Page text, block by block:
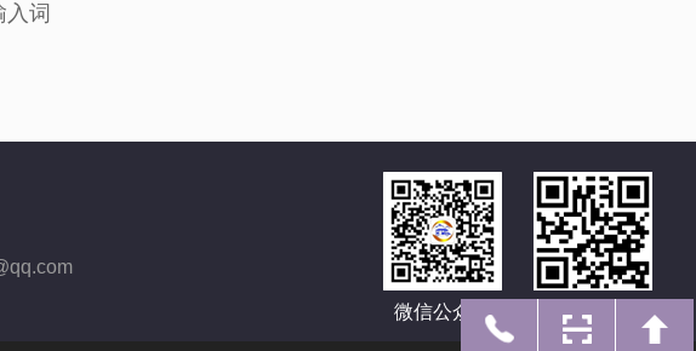
词
微信公众号 手机网址